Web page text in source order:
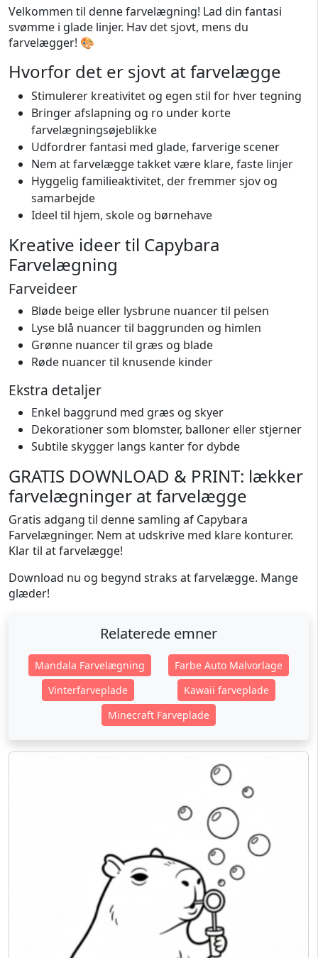
Velkommen til denne farvelægning! Lad din fantasi
svømme i glade linjer. Hav det sjovt, mens du
farvelægger! 🎨
Hvorfor det er sjovt at farvelægge
Stimulerer kreativitet og egen stil for hver tegning
Bringer afslapning og ro under korte
farvelægningsøjeblikke
Udfordrer fantasi med glade, farverige scener
Nem at farvelægge takket være klare, faste linjer
Hyggelig familieaktivitet, der fremmer sjov og
samarbejde
Ideel til hjem, skole og børnehave
Kreative ideer til Capybara
Farvelægning
Farveideer
Bløde beige eller lysbrune nuancer til pelsen
Lyse blå nuancer til baggrunden og himlen
Grønne nuancer til græs og blade
Røde nuancer til knusende kinder
Ekstra detaljer
Enkel baggrund med græs og skyer
Dekorationer som blomster, balloner eller stjerner
Subtile skygger langs kanter for dybde
GRATIS DOWNLOAD & PRINT: lækker
farvelægninger at farvelægge
Gratis adgang til denne samling af Capybara
Farvelægninger. Nem at udskrive med klare konturer.
Klar til at farvelægge!
Download nu og begynd straks at farvelægge. Mange
glæder!
Relaterede emner
Mandala Farvelægning
Farbe Auto Malvorlage
Vinterfarveplade
Kawaii farveplade
Minecraft Farveplade